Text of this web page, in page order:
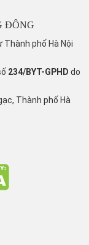
ĐÔNG
phố Hà Nội
234/BYT-GPHD do
Thành phố Hà